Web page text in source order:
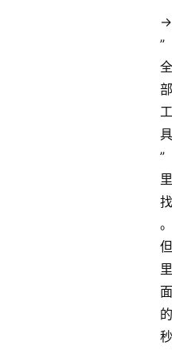
→
”
全
部
工
具
”
里
找
。
但
里
面
的
秒